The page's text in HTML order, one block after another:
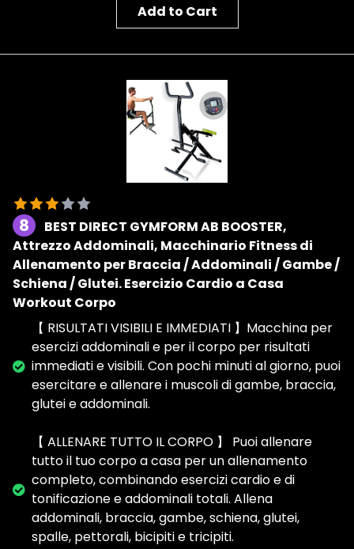
Add to Cart
8
BEST DIRECT GYMFORM AB BOOSTER,
Attrezzo Addominali, Macchinario Fitness di
Allenamento per Braccia / Addominali / Gambe /
Schiena / Glutei. Esercizio Cardio a Casa
Workout Corpo
【 RISULTATI VISIBILI E IMMEDIATI 】Macchina per
esercizi addominali e per il corpo per risultati
immediati e visibili. Con pochi minuti al giorno, puoi
esercitare e allenare i muscoli di gambe, braccia,
glutei e addominali.
【 ALLENARE TUTTO IL CORPO 】 Puoi allenare
tutto il tuo corpo a casa per un allenamento
completo, combinando esercizi cardio e di
tonificazione e addominali totali. Allena
addominali, braccia, gambe, schiena, glutei,
spalle, pettorali, bicipiti e tricipiti.